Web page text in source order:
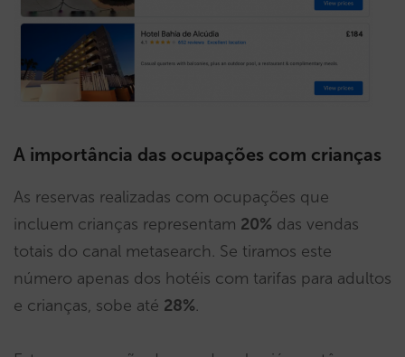
A importância das ocupações com crianças
As reservas realizadas com ocupações que
incluem crianças representam 20% das vendas
totais do canal metasearch. Se tiramos este
número apenas dos hotéis com tarifas para adultos
e crianças, sobe até 28%.